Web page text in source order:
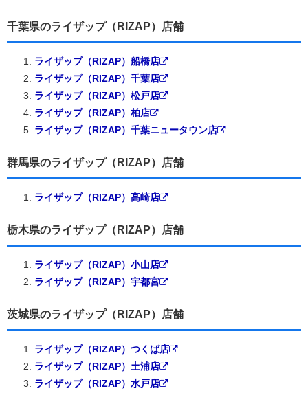
千葉県のライザップ（RIZAP）店舗
ライザップ（RIZAP）船橋店
ライザップ（RIZAP）千葉店
ライザップ（RIZAP）松戸店
ライザップ（RIZAP）柏店
ライザップ（RIZAP）千葉ニュータウン店
群馬県のライザップ（RIZAP）店舗
ライザップ（RIZAP）高崎店
栃木県のライザップ（RIZAP）店舗
ライザップ（RIZAP）小山店
ライザップ（RIZAP）宇都宮
茨城県のライザップ（RIZAP）店舗
ライザップ（RIZAP）つくば店
ライザップ（RIZAP）土浦店
ライザップ（RIZAP）水戸店